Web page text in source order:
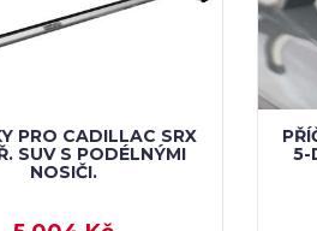
PRO CADILLAC SRX
SUV S PODÉLNÝMI
NOSIČI.
5-